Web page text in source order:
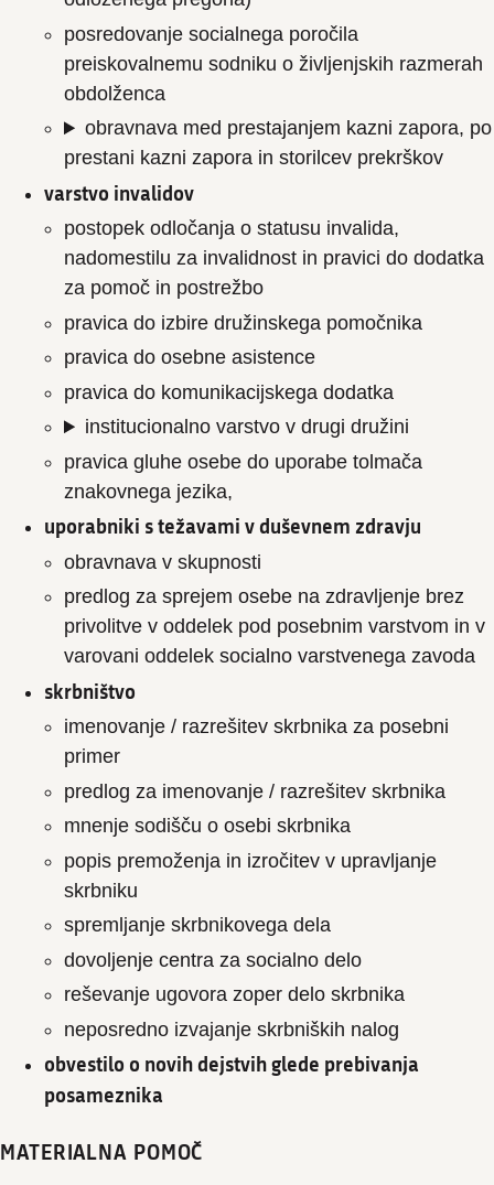
posredovanje socialnega poročila
preiskovalnemu sodniku o življenjskih razmerah
obdolženca
obravnava med prestajanjem kazni zapora, po
prestani kazni zapora in storilcev prekrškov
varstvo invalidov
postopek odločanja o statusu invalida,
nadomestilu za invalidnost in pravici do dodatka
za pomoč in postrežbo
pravica do izbire družinskega pomočnika
pravica do osebne asistence
pravica do komunikacijskega dodatka
institucionalno varstvo v drugi družini
pravica gluhe osebe do uporabe tolmača
znakovnega jezika,
uporabniki s težavami v duševnem zdravju
obravnava v skupnosti
predlog za sprejem osebe na zdravljenje brez
privolitve v oddelek pod posebnim varstvom in v
varovani oddelek socialno varstvenega zavoda
skrbništvo
imenovanje / razrešitev skrbnika za posebni
primer
predlog za imenovanje / razrešitev skrbnika
mnenje sodišču o osebi skrbnika
popis premoženja in izročitev v upravljanje
skrbniku
spremljanje skrbnikovega dela
dovoljenje centra za socialno delo
reševanje ugovora zoper delo skrbnika
neposredno izvajanje skrbniških nalog
obvestilo o novih dejstvih glede prebivanja
posameznika
MATERIALNA POMOČ